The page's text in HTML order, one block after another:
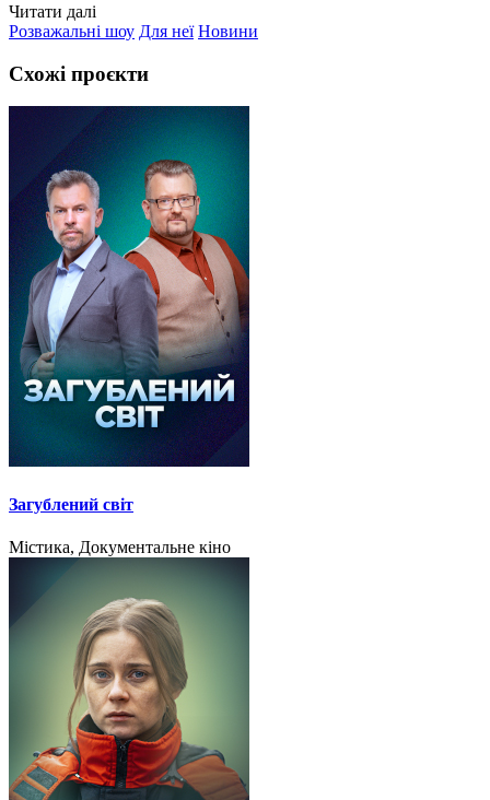
Читати далі
Розважальні шоу Для неї Новини
Схожі проєкти
Загублений світ
Містика, Документальне кіно